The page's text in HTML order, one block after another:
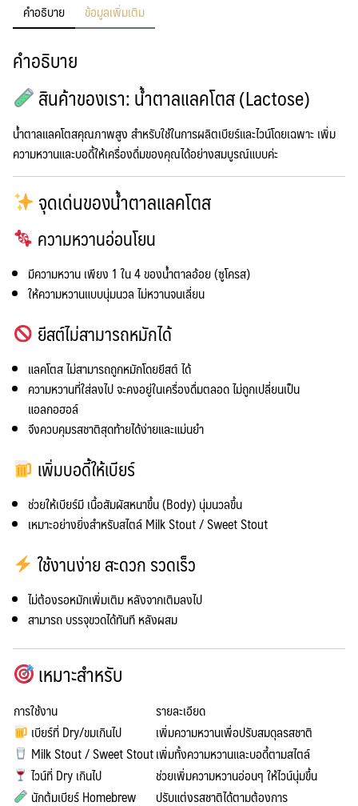
คำอธิบาย ข้อมูลเพิ่มเติม
คำอธิบาย
สินค้าของเรา:น้ำตาลแลคโตส (Lactose)
น้ำตาลแลคโตสคุณภาพสูง สำหรับใช้ในการผลิตเบียร์และไวน์โดยเฉพาะ เพิ่ม
ความหวานและบอดี้ให้เครื่องดื่มของคุณได้อย่างสมบูรณ์แบบค่ะ
จุดเด่นของน้ำตาลแลคโตส
ความหวานอ่อนโยน
มีความหวานเพียง 1 ใน 4 ของน้ำตาลอ้อย (ซูโครส)
ให้ความหวานแบบนุ่มนวล ไม่หวานจนเลี่ยน
ยีสต์ไม่สามารถหมักได้
แลคโตสไม่สามารถถูกหมักโดยยีสต์ได้
ความหวานที่ใส่ลงไปจะคงอยู่ในเครื่องดื่มตลอดไม่ถูกเปลี่ยนเป็น
แอลกอฮอล์
จึงควบคุมรสชาติสุดท้ายได้ง่ายและแม่นยำ
เพิ่มบอดี้ให้เบียร์
ช่วยให้เบียร์มีเนื้อสัมผัสหนาขึ้น (Body)นุ่มนวลขึ้น
เหมาะอย่างยิ่งสำหรับสไตล์Milk Stout / Sweet Stout
ใช้งานง่าย สะดวก รวดเร็ว
ไม่ต้องรอหมักเพิ่มเติมหลังจากเติมลงไป
สามารถบรรจุขวดได้ทันทีหลังผสม
เหมาะสำหรับ
การใช้งาน
รายละเอียด
เบียร์ที่ Dry/ขมเกินไป
เพิ่มความหวานเพื่อปรับสมดุลรสชาติ
Milk Stout / Sweet Stoutเพิ่มทั้งความหวานและบอดี้ตามสไตล์
ไวน์ที่ Dry เกินไป
ช่วยเพิ่มความหวานอ่อนๆ ให้ไวน์นุ่มขึ้น
นักต้มเบียร์ Homebrew
ปรับแต่งรสชาติได้ตามต้องการ